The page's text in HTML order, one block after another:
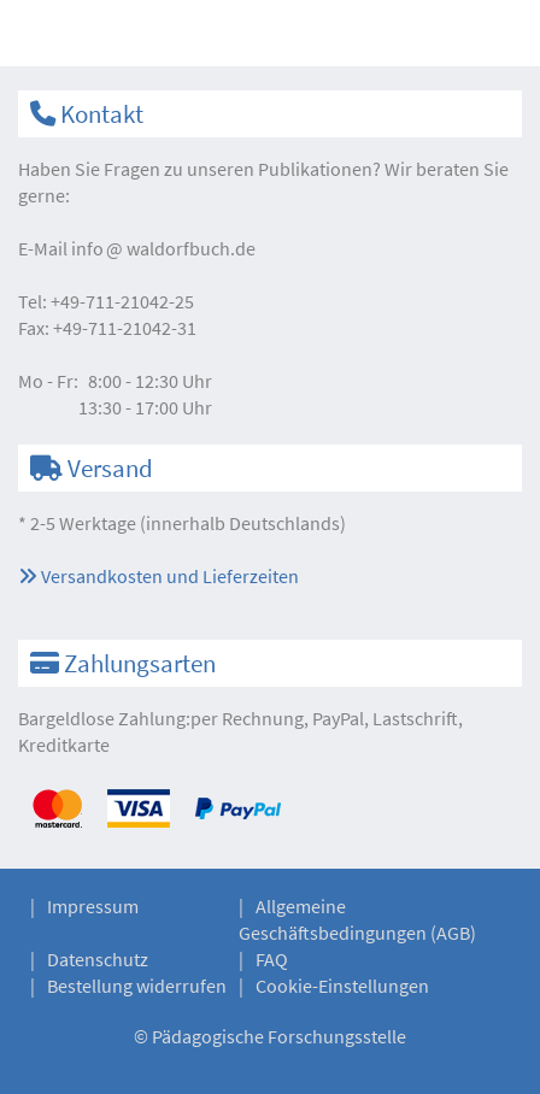
Kontakt
Haben Sie Fragen zu unseren Publikationen? Wir beraten Sie
gerne:
E-Mail info waldorfbuch.de
Tel: +49-711-21042-25
Fax: +49-711-21042-31
Mo - Fr: 8:00 - 12:30 Uhr
13:30 - 17:00 Uhr
Versand
* 2-5 Werktage (innerhalb Deutschlands)
Versandkosten und Lieferzeiten
Zahlungsarten
Bargeldlose Zahlung:per Rechnung, PayPal, Lastschrift,
Kreditkarte
Impressum
Allgemeine
Geschäftsbedingungen (AGB)
Datenschutz
FAQ
Bestellung widerrufen
Cookie-Einstellungen
© Pädagogische Forschungsstelle